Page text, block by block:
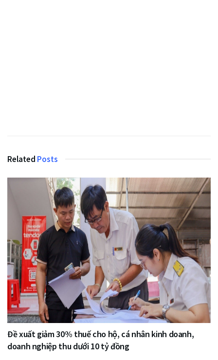
Related Posts
Đề xuất giảm 30% thuế cho hộ, cá nhân kinh doanh,
doanh nghiệp thu dưới 10 tỷ đồng